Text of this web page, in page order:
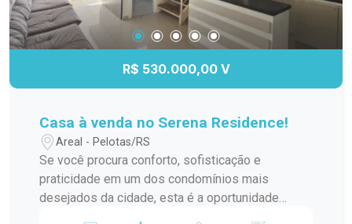
R$ 530.000,00 V
Casa à venda no Serena Residence!
Areal - Pelotas/RS
Se você procura conforto, sofisticação e
praticidade em um dos condomínios mais
desejados da cidade, esta é a oportunidade